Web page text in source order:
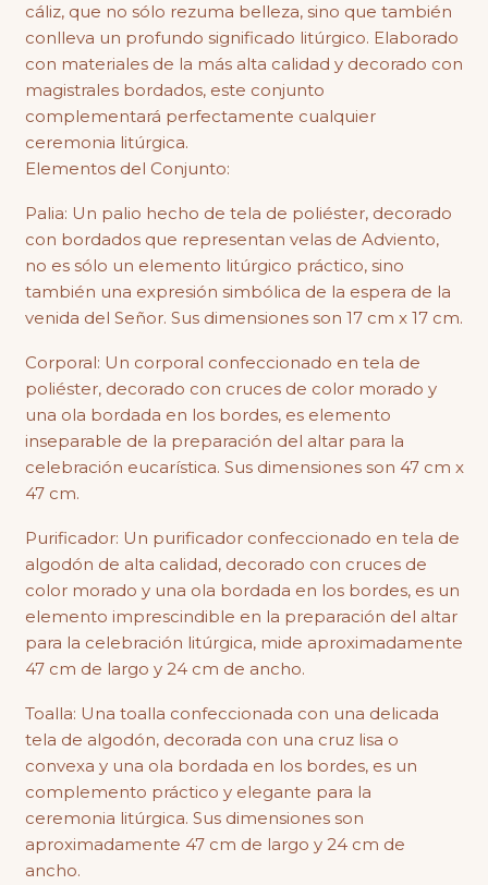
cáliz, que no sólo rezuma belleza, sino que también
conlleva un profundo significado litúrgico. Elaborado
con materiales de la más alta calidad y decorado con
magistrales bordados, este conjunto
complementará perfectamente cualquier
ceremonia litúrgica.
Elementos del Conjunto:
Palia: Un palio hecho de tela de poliéster, decorado
con bordados que representan velas de Adviento,
no es sólo un elemento litúrgico práctico, sino
también una expresión simbólica de la espera de la
venida del Señor. Sus dimensiones son 17 cm x 17 cm.
Corporal: Un corporal confeccionado en tela de
poliéster, decorado con cruces de color morado y
una ola bordada en los bordes, es elemento
inseparable de la preparación del altar para la
celebración eucarística. Sus dimensiones son 47 cm x
47 cm.
Purificador: Un purificador confeccionado en tela de
algodón de alta calidad, decorado con cruces de
color morado y una ola bordada en los bordes, es un
elemento imprescindible en la preparación del altar
para la celebración litúrgica, mide aproximadamente
47 cm de largo y 24 cm de ancho.
Toalla: Una toalla confeccionada con una delicada
tela de algodón, decorada con una cruz lisa o
convexa y una ola bordada en los bordes, es un
complemento práctico y elegante para la
ceremonia litúrgica. Sus dimensiones son
aproximadamente 47 cm de largo y 24 cm de
ancho.